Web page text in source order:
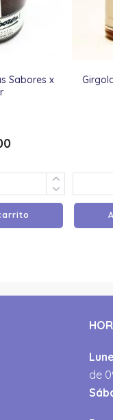
Sabores x
de